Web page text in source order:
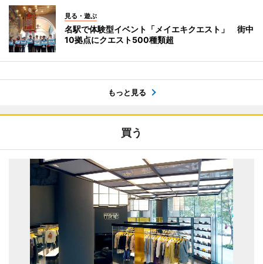
見る・遊ぶ
名駅で体験型イベント「メイエキクエスト」 街中
10拠点にクエスト500種類超
もっと見る
買う